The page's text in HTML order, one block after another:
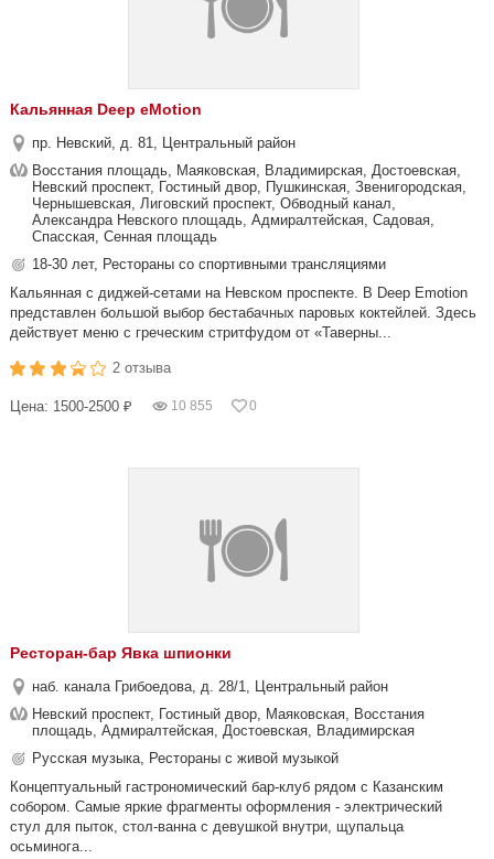
Кальянная Deep eMotion
пр. Невский, д. 81, Центральный район
Восстания площадь, Маяковская, Владимирская, Достоевская,
Невский проспект, Гостиный двор, Пушкинская, Звенигородская,
Чернышевская, Лиговский проспект, Обводный канал,
Александра Невского площадь, Адмиралтейская, Садовая,
Спасская, Сенная площадь
18-30 лет, Рестораны со спортивными трансляциями
Кальянная с диджей-сетами на Невском проспекте. В Deep Emotion
представлен большой выбор бестабачных паровых коктейлей. Здесь
действует меню с греческим стритфудом от «Таверны...
2 отзыва
Цена: 1500-2500 ₽ 10 855 0
Ресторан-бар Явка шпионки
наб. канала Грибоедова, д. 28/1, Центральный район
Невский проспект, Гостиный двор, Маяковская, Восстания
площадь, Адмиралтейская, Достоевская, Владимирская
Русская музыка, Рестораны с живой музыкой
Концептуальный гастрономический бар-клуб рядом с Казанским
собором. Самые яркие фрагменты оформления - электрический
стул для пыток, стол-ванна с девушкой внутри, щупальца
осьминога...